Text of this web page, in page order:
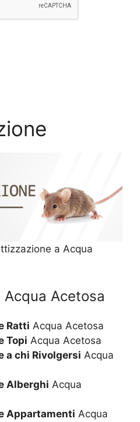
a Acqua
Acetosa
Ratti Acqua Acetosa
Topi Acqua Acetosa
a chi Rivolgersi Acqua
Alberghi Acqua
Appartamenti Acqua